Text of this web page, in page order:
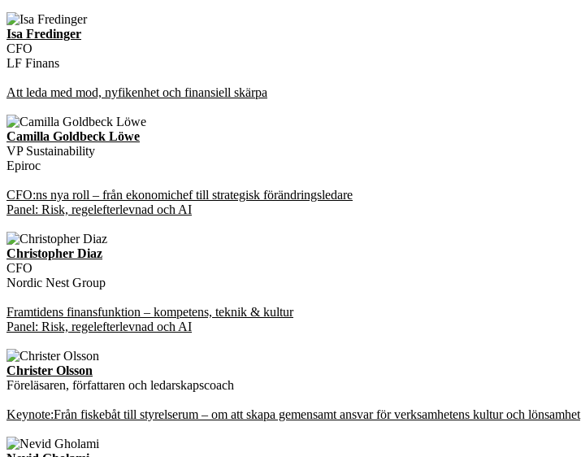
Isa Fredinger
CFO
LF Finans
Att leda med mod, nyfikenhet och finansiell skärpa
Camilla Goldbeck Löwe
VP Sustainability
Epiroc
CFO:ns nya roll – från ekonomichef till strategisk förändringsledare
Panel: Risk, regelefterlevnad och AI
Christopher Diaz
CFO
Nordic Nest Group
Framtidens finansfunktion – kompetens, teknik & kultur
Panel: Risk, regelefterlevnad och AI
Christer Olsson
Föreläsaren, författaren och ledarskapscoach
Keynote:Från fiskebåt till styrelserum – om att skapa gemensamt ansvar för verksamhetens kultur och lönsamhet